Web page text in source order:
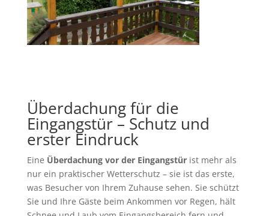
Überdachung für die
Eingangstür – Schutz und
erster Eindruck
Eine Überdachung vor der Eingangstürist mehr als
nur ein praktischer Wetterschutz – sie ist das erste,
was Besucher von Ihrem Zuhause sehen. Sie schützt
Sie und Ihre Gäste beim Ankommen vor Regen, hält